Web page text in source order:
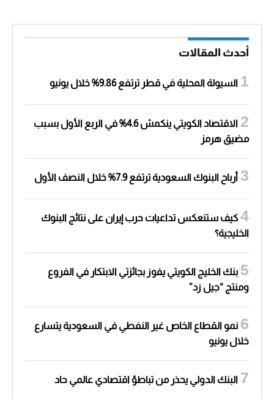
أحدث المقالات
السيولة المحلية في قطر ترتفع 9.86% خلال يونيو
الاقتصاد الكويتي ينكمش 4.6% في الربع الأول بسبب
مضيق هرمز
أرباح البنوك السعودية ترتفع 7.9% خلال النصف الأول
كيف ستنعكس تداعيات حرب إيران على نتائج البنوك
الخليجية؟
بنك الخليج الكويتي يفوز بجائزتي الابتكار في الفروع
ومنتج “جيل زد”
نمو القطاع الخاص غير النفطي في السعودية يتسارع
خلال يونيو
البنك الدولي يحذر من تباطؤ اقتصادي عالمي حاد